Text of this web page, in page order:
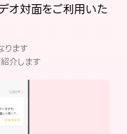
デオ対面をご利用いた
ります
介します